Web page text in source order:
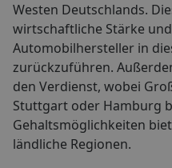
Westen Deutschlands.
wirtschaftliche Stärke
Automobilhersteller in
zurückzuführen.
den Verdienst, wobei
Stuttgart oder Hamburg
Gehaltsmöglichkeiten
ländliche Regionen.